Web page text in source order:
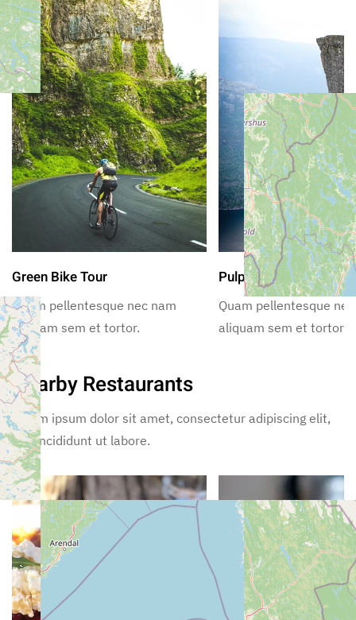
Green Bike Tour
Quam pellentesque nec nam
aliquam sem et tortor.
Pulpit Rock
Quam pellentesque
aliquam sem et tortor.
Nearby Restaurants
Lorem ipsum dolor sit amet, consectetur adipiscing elit,
sed incididunt ut labore.